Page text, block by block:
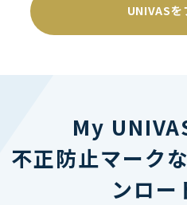
UNIVASを
My
不正防止マーク
ンロー